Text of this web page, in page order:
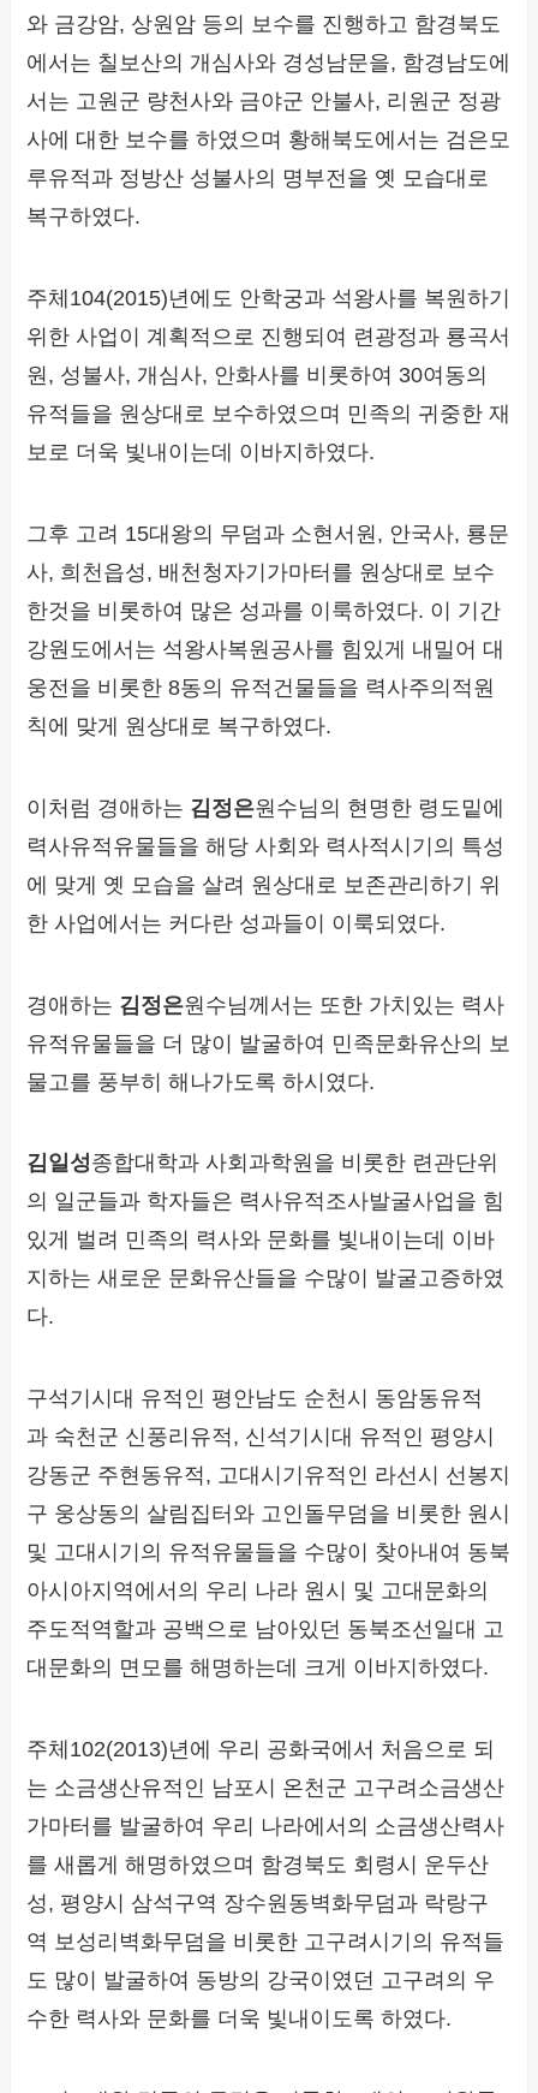
와 금강암, 상원암 등의 보수를 진행하고 함경북도
에서는 칠보산의 개심사와 경성남문을, 함경남도에
서는 고원군 량천사와 금야군 안불사, 리원군 정광
사에 대한 보수를 하였으며 황해북도에서는 검은모
루유적과 정방산 성불사의 명부전을 옛 모습대로
복구하였다.
주체104(2015)년에도 안학궁과 석왕사를 복원하기
위한 사업이 계획적으로 진행되여 련광정과 룡곡서
원, 성불사, 개심사, 안화사를 비롯하여 30여동의
유적들을 원상대로 보수하였으며 민족의 귀중한 재
보로 더욱 빛내이는데 이바지하였다.
그후 고려 15대왕의 무덤과 소현서원, 안국사, 룡문
사, 희천읍성, 배천청자기가마터를 원상대로 보수
한것을 비롯하여 많은 성과를 이룩하였다. 이 기간
강원도에서는 석왕사복원공사를 힘있게 내밀어 대
웅전을 비롯한 8동의 유적건물들을 력사주의적원
칙에 맞게 원상대로 복구하였다.
이처럼 경애하는 김정은원수님의 현명한 령도밑에
력사유적유물들을 해당 사회와 력사적시기의 특성
에 맞게 옛 모습을 살려 원상대로 보존관리하기 위
한 사업에서는 커다란 성과들이 이룩되였다.
경애하는 김정은원수님께서는 또한 가치있는 력사
유적유물들을 더 많이 발굴하여 민족문화유산의 보
물고를 풍부히 해나가도록 하시였다.
김일성종합대학과 사회과학원을 비롯한 련관단위
의 일군들과 학자들은 력사유적조사발굴사업을 힘
있게 벌려 민족의 력사와 문화를 빛내이는데 이바
지하는 새로운 문화유산들을 수많이 발굴고증하였
다.
구석기시대 유적인 평안남도 순천시 동암동유적
과 숙천군 신풍리유적, 신석기시대 유적인 평양시
강동군 주현동유적, 고대시기유적인 라선시 선봉지
구 웅상동의 살림집터와 고인돌무덤을 비롯한 원시
및 고대시기의 유적유물들을 수많이 찾아내여 동북
아시아지역에서의 우리 나라 원시 및 고대문화의
주도적역할과 공백으로 남아있던 동북조선일대 고
대문화의 면모를 해명하는데 크게 이바지하였다.
주체102(2013)년에 우리 공화국에서 처음으로 되
는 소금생산유적인 남포시 온천군 고구려소금생산
가마터를 발굴하여 우리 나라에서의 소금생산력사
를 새롭게 해명하였으며 함경북도 회령시 운두산
성, 평양시 삼석구역 장수원동벽화무덤과 락랑구
역 보성리벽화무덤을 비롯한 고구려시기의 유적들
도 많이 발굴하여 동방의 강국이였던 고구려의 우
수한 력사와 문화를 더욱 빛내이도록 하였다.